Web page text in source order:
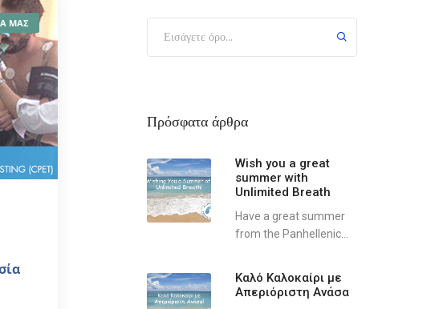
ΜΑΣ
Πρόσφατα άρθρα
Wish you a great
summer with
Unlimited Breath
Have a great summer
from the Panhellenic...
Καλό Καλοκαίρι με
Απεριόριστη Ανάσα